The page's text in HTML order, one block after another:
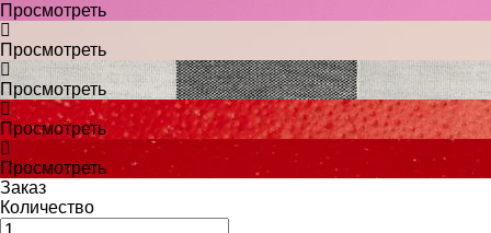
Просмотреть
Просмотреть
Просмотреть
Просмотреть
Просмотреть
Заказ
Количество